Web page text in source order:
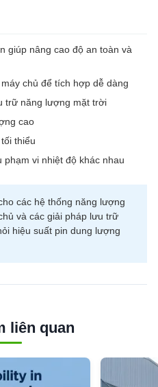
giúp nâng cao độ an toàn và
chủ để tích hợp dễ dàng
trữ năng lượng mặt trời
cao
thiểu
phạm vi nhiệt độ khác nhau
các hệ thống năng lượng
và các giải pháp lưu trữ
hiệu suất pin dung lượng
liên quan